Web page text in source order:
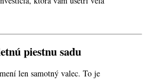
piestnu sadu
len samotný valec. To je